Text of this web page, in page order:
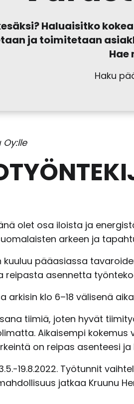
Haluaisitko
ja toimitetaan
Hae
Haku
olet osa iloista ja
arkeen ja
pääasiassa
reipasta asennetta
arkisin klo 6–18 välisenä
tiimiä, joten hyvät
Aikaisempi
on reipas asenteesi
19.8.2022. Työtunnit
jatkaa Kruunu